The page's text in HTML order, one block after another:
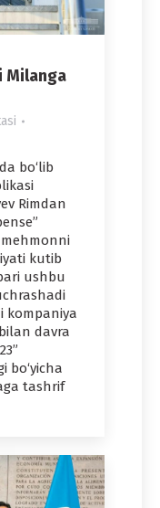
Milanga
bo‘lib
Rimdan
kutib
ushbu
kompaniya
davra
bo‘yicha
tashrif